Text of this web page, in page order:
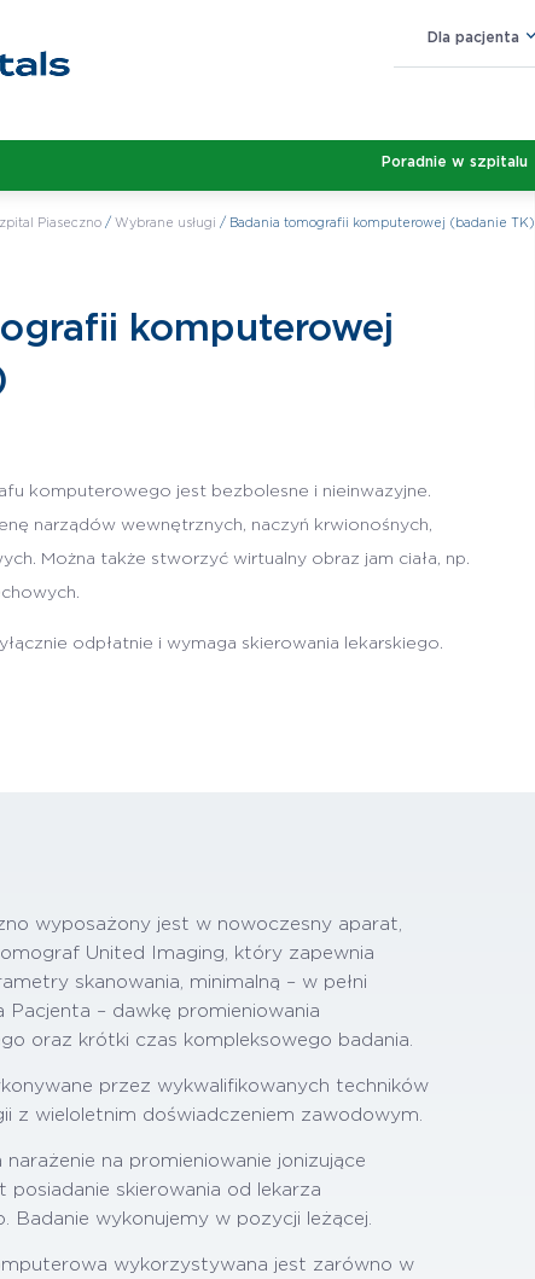
Dla pacjenta
Poradnie w szpitalu
Piaseczno/ Wybrane usługi / Badania tomografii komputerowej (badanie TK)
komputerowej
komputerowego jest bezbolesne i nieinwazyjne.
narządów wewnętrznych, naczyń krwionośnych,
Można także stworzyć wirtualny obraz jam ciała, np.
odpłatnie i wymaga skierowania lekarskiego.
wyposażony jest w nowoczesny aparat,
United Imaging, który zapewnia
skanowania, minimalną – w pełni
Pacjenta – dawkę promieniowania
oraz krótki czas kompleksowego badania.
przez wykwalifikowanych techników
z wieloletnim doświadczeniem zawodowym.
narażenie na promieniowanie jonizujące
posiadanie skierowania od lekarza
Badanie wykonujemy w pozycji leżącej.
wykorzystywana jest zarówno w